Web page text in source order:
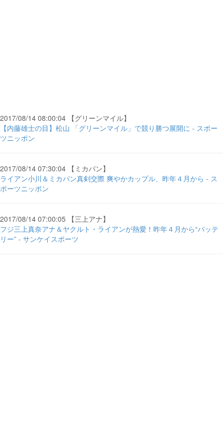
2017/08/14 08:00:04 【グリーンマイル】
【内藤雄士の目】松山 「グリーンマイル」で競り勝つ展開に - スポー
ツニッポン
2017/08/14 07:30:04 【ミカパン】
ライアン小川＆ミカパン真剣交際 爽やかカップル、昨年４月から - ス
ポーツニッポン
2017/08/14 07:00:05 【三上アナ】
フジ三上真奈アナ＆ヤクルト・ライアンが熱愛！昨年４月から“バッテ
リー” - サンケイスポーツ